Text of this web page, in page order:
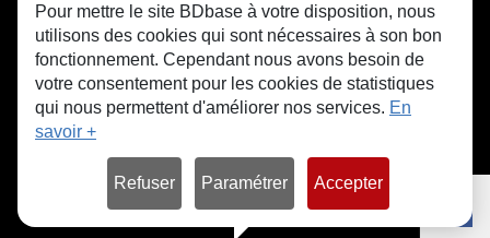
CGU FAQ Contact Cookies
Pour mettre le site BDbase à votre disposition, nous
utilisons des cookies qui sont nécessaires à son bon
fonctionnement. Cependant nous avons besoin de
votre consentement pour les cookies de statistiques
qui nous permettent d'améliorer nos services. En
savoir +
Refuser Paramétrer Accepter